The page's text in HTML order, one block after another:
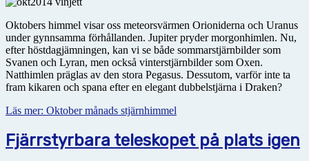
Oktobers himmel visar oss meteorsvärmen Orioniderna och Uranus
under gynnsamma förhållanden. Jupiter pryder morgonhimlen. Nu,
efter höstdagjämningen, kan vi se både sommarstjärnbilder som
Svanen och Lyran, men också vinterstjärnbilder som Oxen.
Natthimlen präglas av den stora Pegasus. Dessutom, varför inte ta
fram kikaren och spana efter en elegant dubbelstjärna i Draken?
Läs mer: Oktober månads stjärnhimmel
Fjärrstyrbara teleskopet på plats igen